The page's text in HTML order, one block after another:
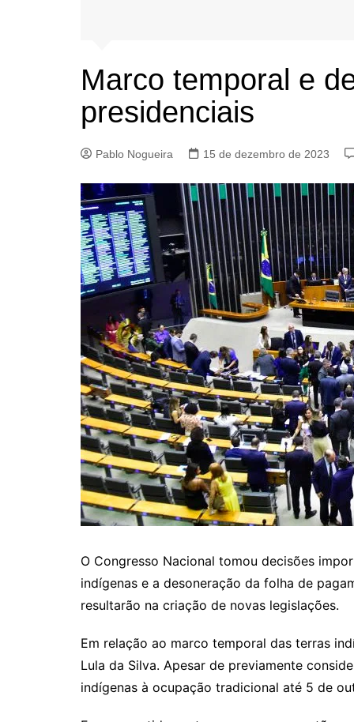
Marco temporal e
presidenciais
Pablo Nogueira 15 de dezembro de 2023
O Congresso Nacional tomou decisões
indígenas e a desoneração da folha de
resultarão na criação de novas legislações.
Em relação ao marco temporal das terras
Lula da Silva. Apesar de previamente
indígenas à ocupação tradicional até 5 de